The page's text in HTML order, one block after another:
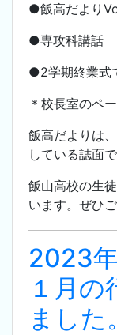
●飯高だより
●専攻科講話
●2学期終業式
＊校長室のペ
飯高だよりは
している誌面
飯山高校の生
います。ぜひ
2023
１月の
ました。